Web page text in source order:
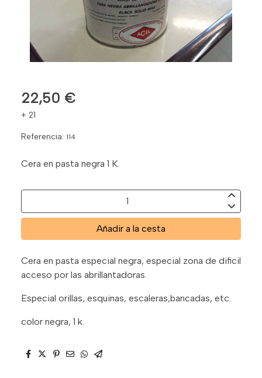
22,50 €
+ 21
Referencia: 114
Cera en pasta negra 1 K.
Añadir a la cesta
Cera en pasta especial negra, especial zona de dificil
acceso por las abrillantadoras.
Especial orillas, esquinas, escaleras,bancadas, etc.
color negra, 1 k.